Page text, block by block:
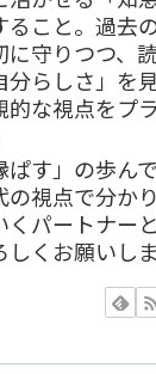
ること。過去
に守りつつ、
分らしさ」を
的な視点をプ
ぱす」の歩ん
の視点で分か
くパートナー
しくお願いしま